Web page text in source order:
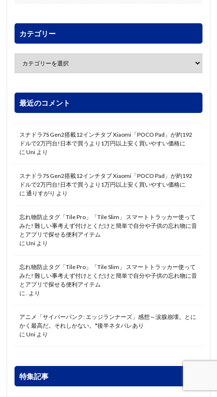
カテゴリー
最近のコメント
スナドラ7S Gen2搭載12インチタブ Xiaomi「POCO Pad」が約192
ドルで2万円台!日本で買うより1万円以上安く買いやすい価格に
に Uni より
スナドラ7S Gen2搭載12インチタブ Xiaomi「POCO Pad」が約192
ドルで2万円台!日本で買うより1万円以上安く買いやすい価格に
に 通りすがり より
忘れ物防止タグ「Tile Pro」「Tile Slim」 スマートトラッカー使って
みた! 難しい事考えず付けとくだけと簡単で自分や子供の忘れ物に音
とアプリで探せる便利アイテム
に Uni より
忘れ物防止タグ「Tile Pro」「Tile Slim」 スマートトラッカー使って
みた! 難しい事考えず付けとくだけと簡単で自分や子供の忘れ物に音
とアプリで探せる便利アイテム
に
より
アニメ「サイバーパンク: エッジランナーズ」感想～涙腺崩壊。とに
かく最高だ。それしかない。*後半ネタバレあり
に Uni より
特集記事